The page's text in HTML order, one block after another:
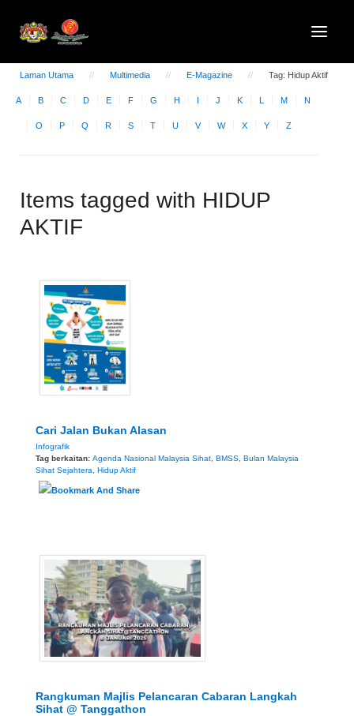
Laman Utama Multimedia E-Magazine Tag: Hidup Aktif
A B C D E F G H I J K L M N
O P Q R S T U V W X Y Z
Items tagged with HIDUP
AKTIF
Cari Jalan Bukan Alasan
Infografik
Tag berkaitan: Agenda Nasional Malaysia Sihat, BMSS, Bulan Malaysia
Sihat Sejahtera, Hidup Aktif
Rangkuman Majlis Pelancaran Cabaran Langkah
Sihat @ Tanggathon